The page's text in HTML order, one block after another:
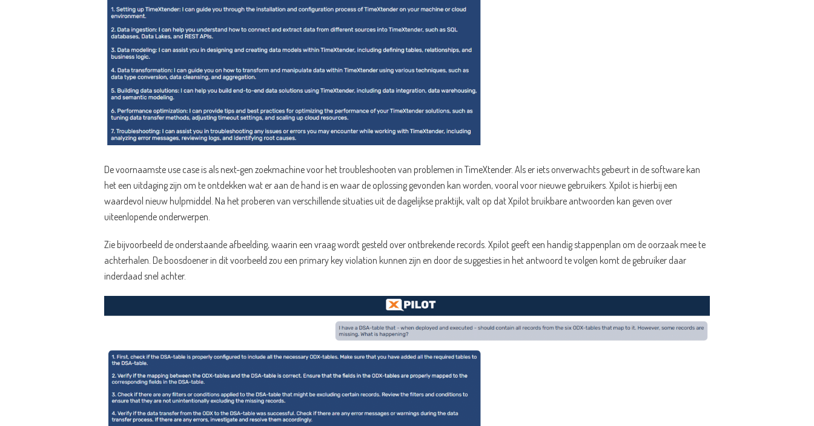
De voornaamste use case is als next-gen zoekmachine voor het troubleshooten van problemen in TimeXtender. Als er iets onverwachts gebeurt in de software kan
het een uitdaging zijn om te ontdekken wat er aan de hand is en waar de oplossing gevonden kan worden, vooral voor nieuwe gebruikers. Xpilot is hierbij een
waardevol nieuw hulpmiddel. Na het proberen van verschillende situaties uit de dagelijkse praktijk, valt op dat Xpilot bruikbare antwoorden kan geven over
uiteenlopende onderwerpen.
Zie bijvoorbeeld de onderstaande afbeelding, waarin een vraag wordt gesteld over ontbrekende records. Xpilot geeft een handig stappenplan om de oorzaak mee te
achterhalen. De boosdoener in dit voorbeeld zou een primary key violation kunnen zijn en door de suggesties in het antwoord te volgen komt de gebruiker daar
inderdaad snel achter.